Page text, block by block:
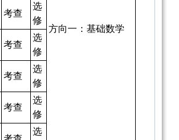
方向一：基础数学
考查
选
修
考查
选
修
考查
选
修
考查
选
修
选